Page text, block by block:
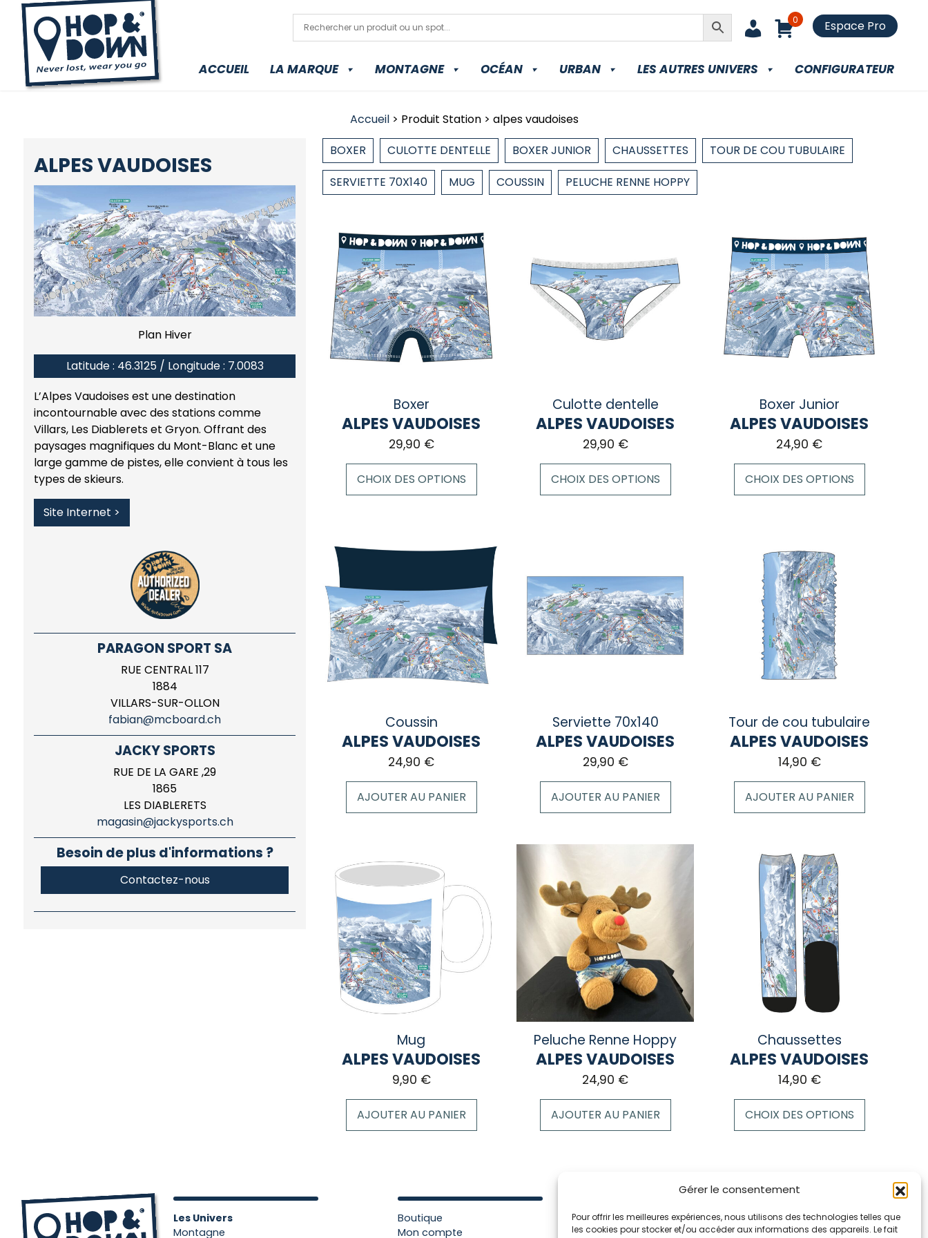
Gérer le consentement
Pour offrir les meilleures expériences, nous utilisons des technologies telles que
les cookies pour stocker et/ou accéder aux informations des appareils. Le fait
0 Espace Pro
ACCUEIL LA MARQUE MONTAGNE OCÉAN URBAN LES AUTRES UNIVERS CONFIGURATEUR
Accueil> Produit Station > alpes vaudoises
ALPES VAUDOISES
Plan Hiver
Latitude : 46.3125 / Longitude : 7.0083
L’Alpes Vaudoises est une destination
incontournable avec des stations comme
Villars, Les Diablerets et Gryon. Offrant des
paysages magnifiques du Mont-Blanc et une
large gamme de pistes, elle convient à tous les
types de skieurs.
Site Internet >
PARAGON SPORT SA
RUE CENTRAL 117
1884
VILLARS-SUR-OLLON
fabian@mcboard.ch
JACKY SPORTS
RUE DE LA GARE ,29
1865
LES DIABLERETS
magasin@jackysports.ch
Besoin de plus d'informations ?
Contactez-nous
BOXER CULOTTE DENTELLE BOXER JUNIOR CHAUSSETTES
TOUR DE COU TUBULAIRE
SERVIETTE 70X140
MUG COUSSIN PELUCHE RENNE HOPPY
Boxer
ALPES VAUDOISES
29,90 €
CHOIX DES OPTIONS
plusieurs
variations.
Les
options
peuvent
être
choisies
sur
produit
Culotte dentelle
ALPES VAUDOISES
29,90 €
CHOIX DES OPTIONS
variations.
Les
options
peuvent
être
produit
Boxer Junior
ALPES VAUDOISES
24,90 €
CHOIX DES OPTIONS
variations.
produit
Coussin
ALPES VAUDOISES
24,90 €
AJOUTER AU PANIER
Serviette 70x140
ALPES VAUDOISES
29,90 €
AJOUTER AU PANIER
Tour de cou tubulaire
ALPES VAUDOISES
14,90 €
AJOUTER AU PANIER
Mug
ALPES VAUDOISES
9,90 €
AJOUTER AU PANIER
Peluche Renne Hoppy
ALPES VAUDOISES
24,90 €
AJOUTER AU PANIER
Chaussettes
ALPES VAUDOISES
14,90 €
CHOIX DES OPTIONS
a
variations.
Les
Les Univers
Montagne
Boutique
Mon compte
Accueil
La marque Hop & Down